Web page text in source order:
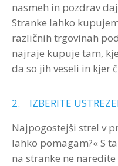
nasmeh in pozdrav
Stranke lahko
različnih trgovinah
najraje kupuje tam,
da so jih veseli in kjer
2. IZBERITE
Najpogostejši strel v
lahko pomagam?« S
na stranke ne